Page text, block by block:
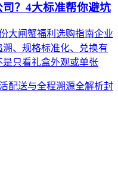
？4大标准帮你避坑
大闸蟹福利选购指南企业
、规格标准化、兑换有
只看礼盒外观或单张